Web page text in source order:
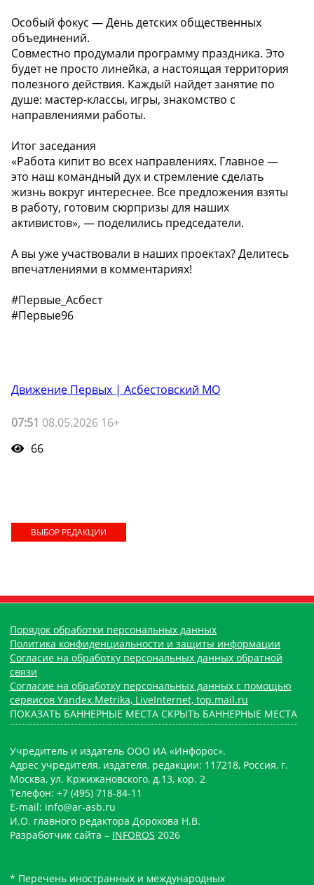
Особый фокус — День детских общественных
объединений.
Совместно продумали программу праздника. Это
будет не просто линейка, а настоящая территория
полезного действия. Каждый найдет занятие по
душе: мастер-классы, игры, знакомство с
направлениями работы.
Итог заседания
«Работа кипит во всех направлениях. Главное —
это наш командный дух и стремление сделать
жизнь вокруг интереснее. Все предложения взяты
в работу, готовим сюрпризы для наших
активистов», — поделились председатели.
А вы уже участвовали в наших проектах? Делитесь
впечатлениями в комментариях!
#Первые_Асбест
#Первые96
Движение Первых | Асбестовский МО
07:51 08.05.2026 16+
66
ВЫБОР РЕДАКЦИИ
Порядок обработки персональных данных
Политика конфиденциальности и защиты информации
Согласие на обработку персональных данных обратной
связи
Согласие на обработку персональных данных с помощью
сервисов Yandex.Metrika, LiveInternet, top.mail.ru
ПОКАЗАТЬ БАННЕРНЫЕ МЕСТА СКРЫТЬ БАННЕРНЫЕ МЕСТА
Учредитель и издатель ООО ИА «Инфорос».
Адрес учредителя, издателя, редакции: 117218, Россия, г.
Москва, ул. Кржижановского, д.13, кор. 2
Телефон: +7 (495) 718-84-11
E-mail: info@ar-asb.ru
И.О. главного редактора Дорохова Н.В.
Разработчик сайта – INFOROS 2026
* Перечень иностранных и международных